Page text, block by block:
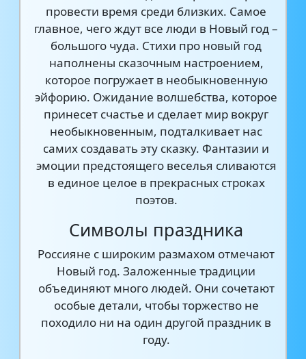
провести время среди близких. Самое
главное, чего ждут все люди в Новый год –
большого чуда. Стихи про новый год
наполнены сказочным настроением,
которое погружает в необыкновенную
эйфорию. Ожидание волшебства, которое
принесет счастье и сделает мир вокруг
необыкновенным, подталкивает нас
самих создавать эту сказку. Фантазии и
эмоции предстоящего веселья сливаются
в единое целое в прекрасных строках
поэтов.
Символы праздника
Россияне с широким размахом отмечают
Новый год. Заложенные традиции
объединяют много людей. Они сочетают
особые детали, чтобы торжество не
походило ни на один другой праздник в
году.